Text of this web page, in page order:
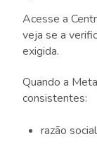
Acesse a
veja se a
exigida.
Quando a
consistentes:
razão